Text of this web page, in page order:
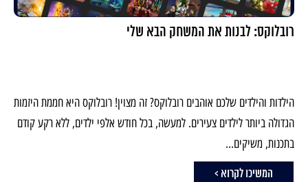
רובלוקס: לבנות את המשחק הבא שלי
הילדות והילדים שלכם אוהבים רובלוקס? זה מצוין! רובלוקס היא חממת היזמות
הגדולה ביותר לילדים צעירים. למעשה, בכל חודש אלפי ילדים, ללא רקע קודם
בתכנות, משיקים...
המשיכו לקרוא >